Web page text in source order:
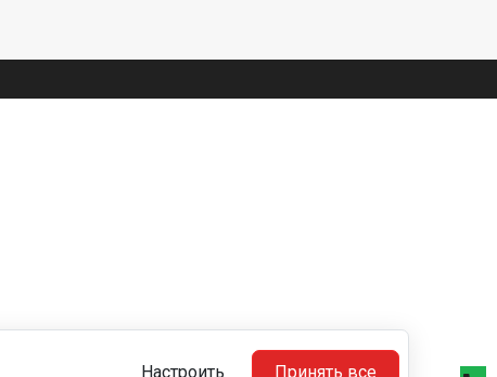
Настроить Принять все